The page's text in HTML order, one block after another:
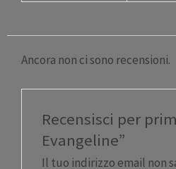
Ancora non ci sono recensioni.
Recensisci per
Evangeline”
Il tuo indirizzo email non